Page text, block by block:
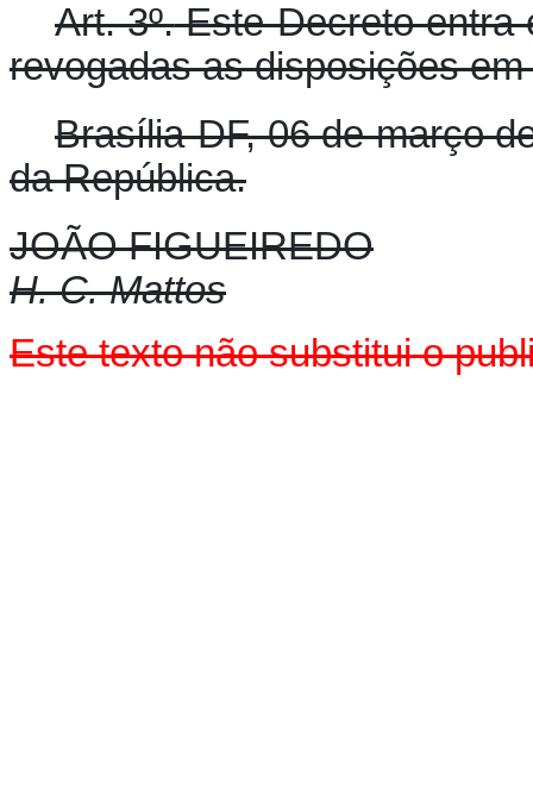
Art. 3º.Este Decreto entra
revogadas as disposições
Brasília-DF, 06 de março
da República.
JOÃO FIGUEIREDO
H. C. Mattos
Este texto não substitui o